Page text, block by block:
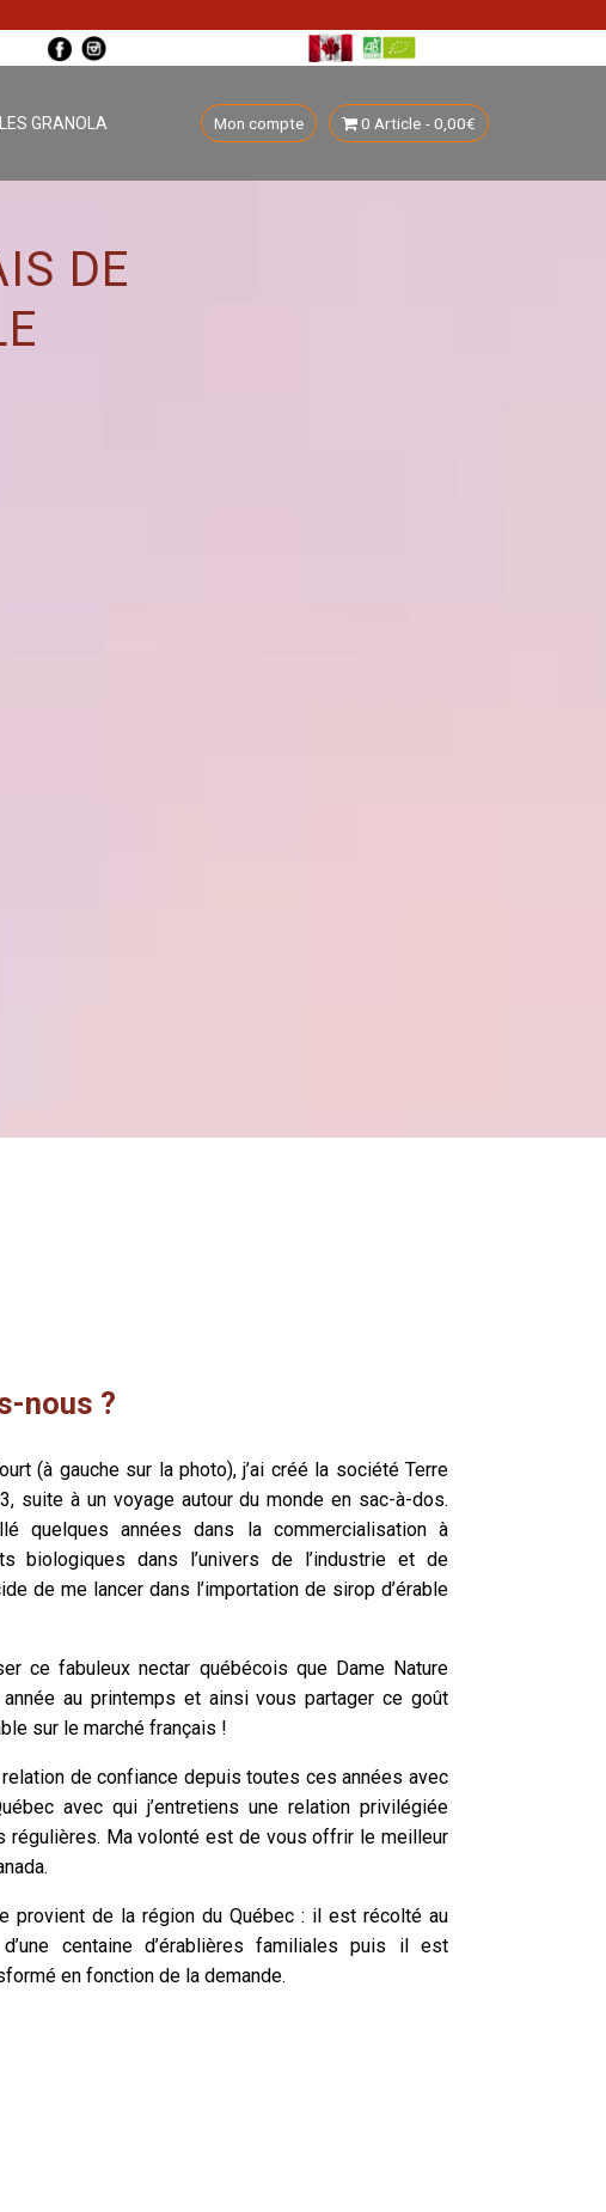
GRANOLA Mon compte 0 Article 0,00€
DE
nous ?
(à gauche sur la photo), j’ai créé la société Terre
suite à un voyage autour du monde en sac-à-dos.
quelques années dans la commercialisation à
biologiques dans l’univers de l’industrie et de
de me lancer dans l’importation de sirop d’érable
ce fabuleux nectar québécois que Dame Nature
au printemps et ainsi vous partager ce goût
sur le marché français !
relation de confiance depuis toutes ces années avec
avec qui j’entretiens une relation privilégiée
régulières. Ma volonté est de vous offrir le meilleur
provient de la région du Québec : il est récolté au
centaine d’érablières familiales puis il est
en fonction de la demande.